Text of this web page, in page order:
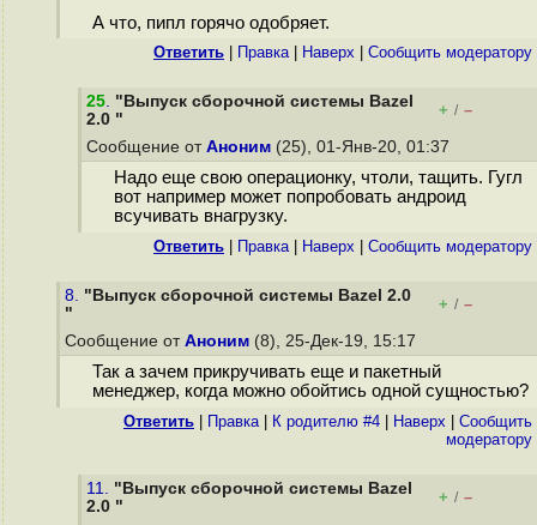
А что, пипл горячо одобряет.
Ответить Правка| Наверх Cообщить модератору
25. "Выпуск сборочной системы Bazel
2.0 "
+ / –
Сообщение от Аноним (25), 01-Янв-20, 01:37
Надо еще свою операционку, чтоли, тащить. Гугл
вот например может попробовать андроид
всучивать внагрузку.
Ответить Правка| Наверх Cообщить модератору
8. "Выпуск сборочной системы Bazel 2.0
"
+ / –
Сообщение от Аноним (8), 25-Дек-19, 15:17
Так а зачем прикручивать еще и пакетный
менеджер, когда можно обойтись одной сущностью?
Ответить Правка| К родителю #4 Наверх
Cообщить
модератору
11. "Выпуск сборочной системы Bazel
2.0 "
+ / –